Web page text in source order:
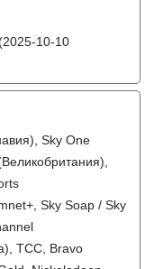
(2025-10-10
Sky One
Sky Soap / Sky
TCC, Bravo